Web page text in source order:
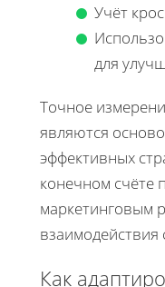
Учёт
для
Точное
являются
эффективных
конечном счёте
маркетинговым
взаимодействия
Как